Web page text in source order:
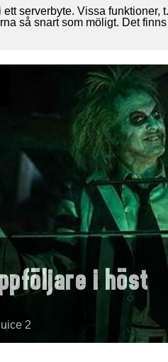
serverbyte. Vissa
så snart som möligt. Det
i höst
2